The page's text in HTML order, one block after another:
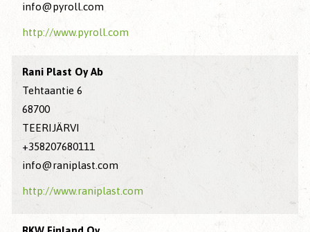
info@pyroll.com
http://www.pyroll.com
Rani Plast Oy Ab
Tehtaantie 6
68700
TEERIJÄRVI
+358207680111
info@raniplast.com
http://www.raniplast.com